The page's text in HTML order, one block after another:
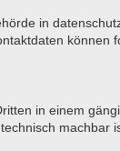
in
können
in einem
machbar